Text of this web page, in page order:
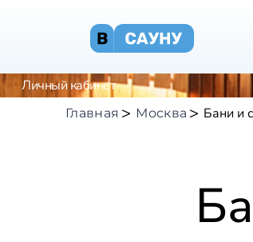
Личный кабинет
Главная Москва Бани и